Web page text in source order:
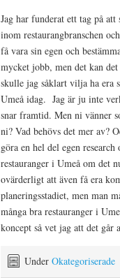
Jag har funderat ett tag på
inom restaurangbranschen
få vara sin egen och
mycket jobb, men det kan
skulle jag såklart vilja ha era
Umeå idag. Jag är ju inte
snar framtid. Men ni vänner
ni? Vad behövs det mer av?
göra en hel del egen
restauranger i Umeå om det
ovärderligt att även få era
planeringsstadiet, men man
många bra restauranger i
koncept så vet jag att det går
Under Okategoriserade